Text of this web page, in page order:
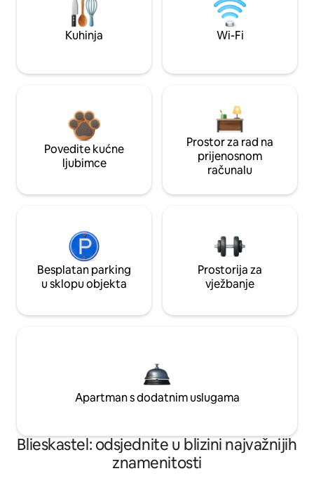
Kuhinja Wi-Fi
Povedite kućne
ljubimce
Prostor za rad na
prijenosnom
računalu
Besplatan parking
u sklopu objekta
Prostorija za
vježbanje
Apartman s dodatnim uslugama
Blieskastel: odsjednite u blizini najvažnijih
znamenitosti